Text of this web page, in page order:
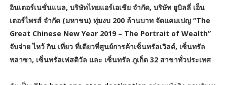
อินเตอร์เนชั่นแนล, บริษัทไทยแอร์เอเชีย จำกัด, บริษัท ยูบิลลี่ เอ็น
เตอร์ไพรส์ จำกัด (มหาชน) ทุ่มงบ 200 ล้านบาท จัดแคมเปญ “The
Great Chinese New Year 2019 – The Portrait of Wealth”
จับจ่าย ไหว้ กิน เที่ยว ที่เดียวที่ศูนย์การค้าเซ็นทรัลเวิลด์, เซ็นทรัล
พลาซา, เซ็นทรัลเฟสติวัล และ เซ็นทรัล ภูเก็ต 32 สาขาทั่วประเทศ